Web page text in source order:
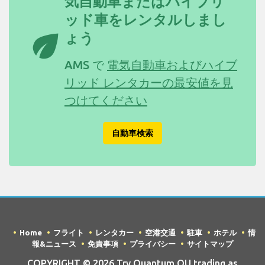
eco
ッド車をレンタルしまし
ょう
AMS で 電気自動車およびハイブ
リッド レンタカーの最安値を見
つけてください
自動車検索
Home フライト レンタカー 空港交通 駐車 ホテル
情
報&ニュース
免責事項 プライバシー サイトマップ